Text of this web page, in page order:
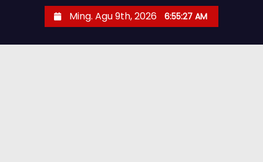
Ming. Agu 9th, 2026 6:55:28 AM